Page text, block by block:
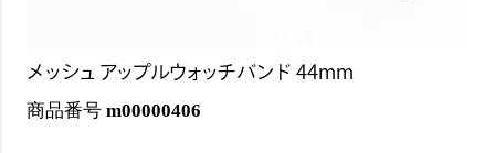
メッシュ アップルウォッチバンド 44mm
商品番号 m00000406